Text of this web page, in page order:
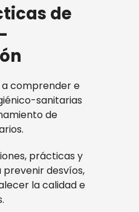
de
comprender e
sanitarias
de
prácticas y
desvíos,
la calidad e